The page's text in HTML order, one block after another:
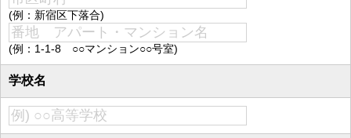
(例：新宿区下落合)
(例：1-1-8 ○○マンション○○号室)
学校名